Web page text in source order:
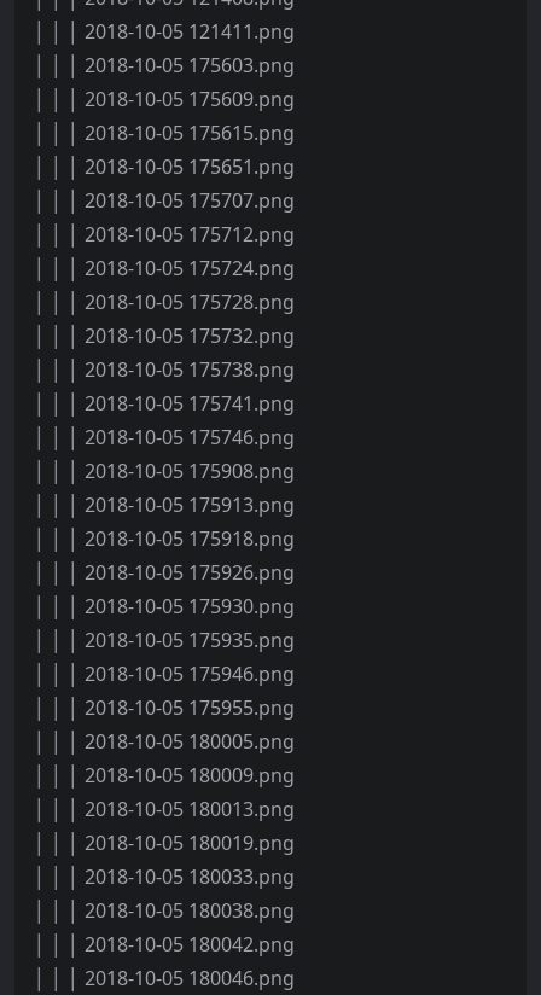
│ │ │ 2018-10-05 121411.png
│ │ │ 2018-10-05 175603.png
│ │ │ 2018-10-05 175609.png
│ │ │ 2018-10-05 175615.png
│ │ │ 2018-10-05 175651.png
│ │ │ 2018-10-05 175707.png
│ │ │ 2018-10-05 175712.png
│ │ │ 2018-10-05 175724.png
│ │ │ 2018-10-05 175728.png
│ │ │ 2018-10-05 175732.png
│ │ │ 2018-10-05 175738.png
│ │ │ 2018-10-05 175741.png
│ │ │ 2018-10-05 175746.png
│ │ │ 2018-10-05 175908.png
│ │ │ 2018-10-05 175913.png
│ │ │ 2018-10-05 175918.png
│ │ │ 2018-10-05 175926.png
│ │ │ 2018-10-05 175930.png
│ │ │ 2018-10-05 175935.png
│ │ │ 2018-10-05 175946.png
│ │ │ 2018-10-05 175955.png
│ │ │ 2018-10-05 180005.png
│ │ │ 2018-10-05 180009.png
│ │ │ 2018-10-05 180013.png
│ │ │ 2018-10-05 180019.png
│ │ │ 2018-10-05 180033.png
│ │ │ 2018-10-05 180038.png
│ │ │ 2018-10-05 180042.png
│ │ │ 2018-10-05 180046.png